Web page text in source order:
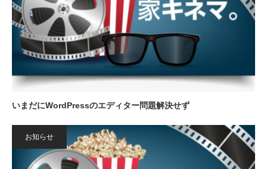
いまだにWordPressのエディター問題解決せず
お知らせ